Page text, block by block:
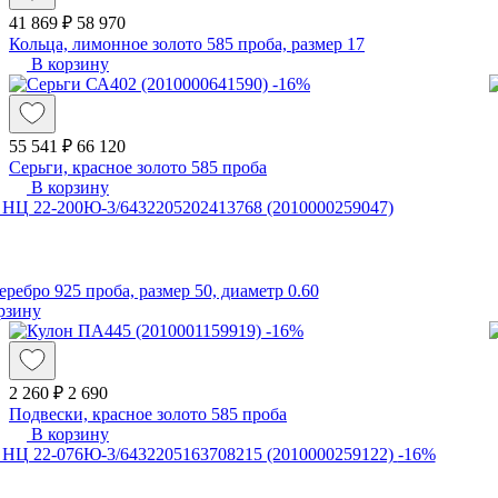
41 869 ₽ 58 970
Кольца, лимонное золото 585 проба, размер 17
В корзину
-16%
55 541 ₽ 66 120
Серьги, красное золото 585 проба
В корзину
925 проба, размер 50, диаметр 0.60
-16%
2 260 ₽ 2 690
Подвески, красное золото 585 проба
В корзину
-16%